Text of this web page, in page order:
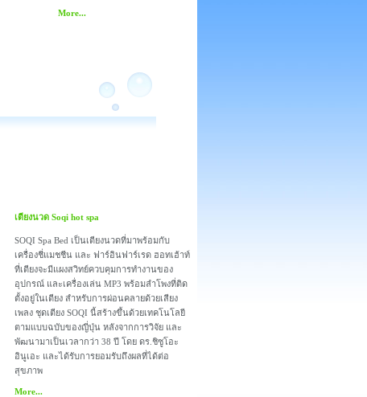
More...
เตียงนวด Soqi hot spa
SOQI Spa Bed เป็นเตียงนวดที่มาพร้อมกับ
เครื่องชี่แมชชีน และ ฟาร์อินฟาร์เรด ฮอทเฮ้าท์
ที่เตียงจะมีแผงสวิทย์ควบคุมการทำงานของ
อุปกรณ์ และเครื่องเล่น MP3 พร้อมลำโพงที่ติด
ตั้งอยู่ในเตียง สำหรับการผ่อนคลายด้วยเสียง
เพลง ชุดเตียง SOQI นี้สร้างขึ้นด้วยเทคโนโลยี
ตามแบบฉบับของญี่ปุ่น หลังจากการวิจัย และ
พัฒนามาเป็นเวลากว่า 38 ปี โดย ดร.ชิซูโอะ
อินูเอะ และได้รับการยอมรับถึงผลที่ได้ต่อ
สุขภาพ
More...